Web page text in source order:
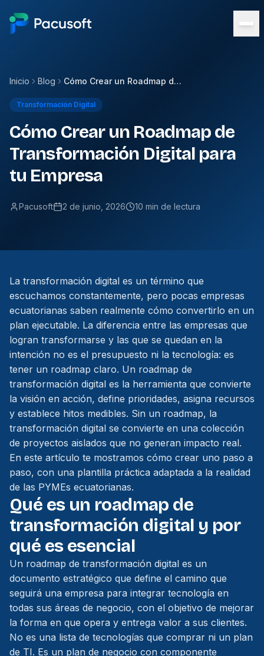
Inicio Blog Cómo Crear un Roadmap de Transformación Digital para tu Empresa
Transformación Digital
Cómo Crear un Roadmap de
Transformación Digital para
tu Empresa
Pacusoft 2 de junio, 2026 10 min de lectura
La transformación digital es un término que
escuchamos constantemente, pero pocas empresas
ecuatorianas saben realmente cómo convertirlo en un
plan ejecutable. La diferencia entre las empresas que
logran transformarse y las que se quedan en la
intención no es el presupuesto ni la tecnología: es
tener un roadmap claro. Un roadmap de
transformación digital es la herramienta que convierte
la visión en acción, define prioridades, asigna recursos
y establece hitos medibles. Sin un roadmap, la
transformación digital se convierte en una colección
de proyectos aislados que no generan impacto real.
En este artículo te mostramos cómo crear uno paso a
paso, con una plantilla práctica adaptada a la realidad
de las PYMEs ecuatorianas.
Qué es un roadmap de
transformación digital y por
qué es esencial
Un roadmap de transformación digital es un
documento estratégico que define el camino que
seguirá una empresa para integrar tecnología en
todas sus áreas de negocio, con el objetivo de mejorar
la forma en que opera y entrega valor a sus clientes.
No es una lista de tecnologías que comprar ni un plan
de TI. Es un plan de negocio con componente